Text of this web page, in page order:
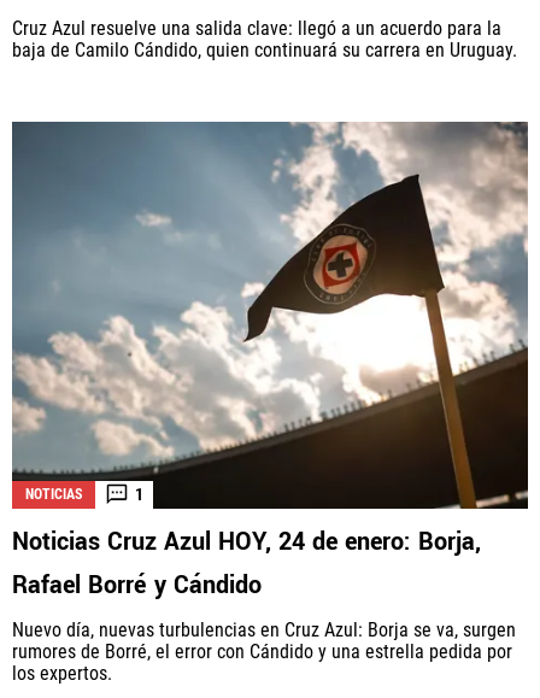
Cruz Azul resuelve una salida clave: llegó a un acuerdo para la
baja de Camilo Cándido, quien continuará su carrera en Uruguay.
NOTICIAS 1
Noticias Cruz Azul HOY, 24 de enero: Borja,
Rafael Borré y Cándido
Nuevo día, nuevas turbulencias en Cruz Azul: Borja se va, surgen
rumores de Borré, el error con Cándido y una estrella pedida por
los expertos.